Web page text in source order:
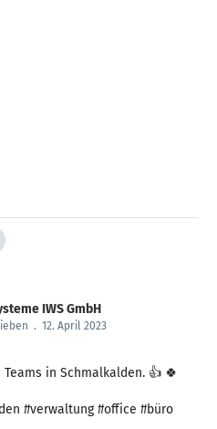
IWS GmbH
. 12. April 2023
#verwaltung #office #büro